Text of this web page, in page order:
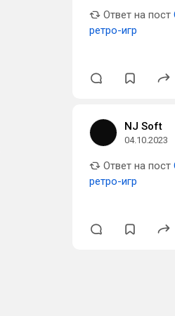
Ответ на пост
ретро-игр
NJ Soft
04.10.2023
Ответ на пост
ретро-игр